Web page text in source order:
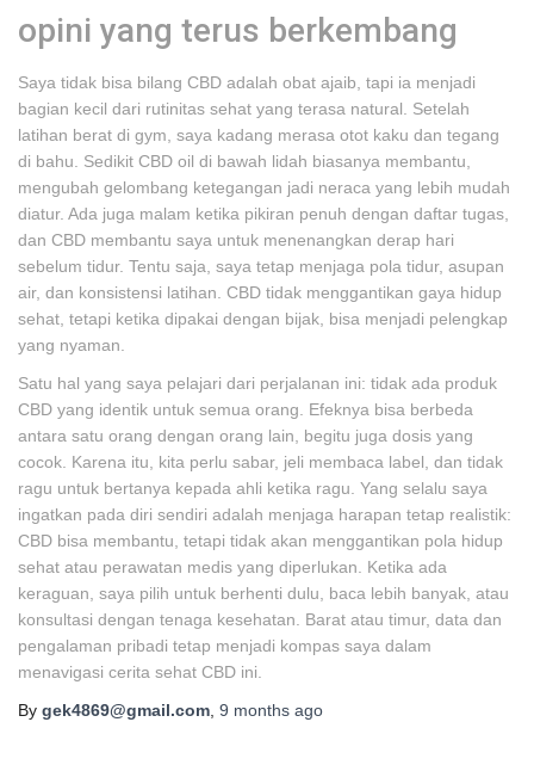
opini yang terus berkembang
Saya tidak bisa bilang CBD adalah obat ajaib, tapi ia menjadi
bagian kecil dari rutinitas sehat yang terasa natural. Setelah
latihan berat di gym, saya kadang merasa otot kaku dan tegang
di bahu. Sedikit CBD oil di bawah lidah biasanya membantu,
mengubah gelombang ketegangan jadi neraca yang lebih mudah
diatur. Ada juga malam ketika pikiran penuh dengan daftar tugas,
dan CBD membantu saya untuk menenangkan derap hari
sebelum tidur. Tentu saja, saya tetap menjaga pola tidur, asupan
air, dan konsistensi latihan. CBD tidak menggantikan gaya hidup
sehat, tetapi ketika dipakai dengan bijak, bisa menjadi pelengkap
yang nyaman.
Satu hal yang saya pelajari dari perjalanan ini: tidak ada produk
CBD yang identik untuk semua orang. Efeknya bisa berbeda
antara satu orang dengan orang lain, begitu juga dosis yang
cocok. Karena itu, kita perlu sabar, jeli membaca label, dan tidak
ragu untuk bertanya kepada ahli ketika ragu. Yang selalu saya
ingatkan pada diri sendiri adalah menjaga harapan tetap realistik:
CBD bisa membantu, tetapi tidak akan menggantikan pola hidup
sehat atau perawatan medis yang diperlukan. Ketika ada
keraguan, saya pilih untuk berhenti dulu, baca lebih banyak, atau
konsultasi dengan tenaga kesehatan. Barat atau timur, data dan
pengalaman pribadi tetap menjadi kompas saya dalam
menavigasi cerita sehat CBD ini.
By gek4869@gmail.com 9 months ago